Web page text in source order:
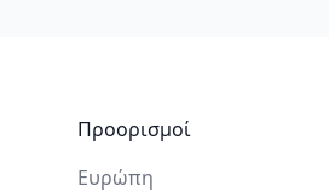
Προορισμοί
Ευρώπη